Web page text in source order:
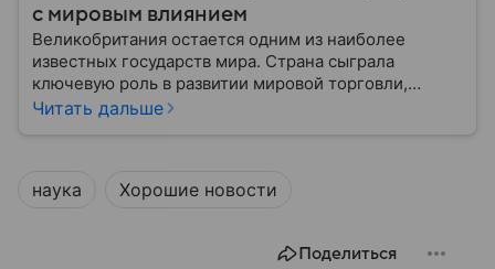
с мировым влиянием
Великобритания остается одним из наиболее
известных государств мира. Страна сыграла
ключевую роль в развитии мировой торговли,
промышленности, науки и международных
Читать дальше
наука Хорошие новости
Поделиться